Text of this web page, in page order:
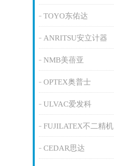
TOYO东佑达
ANRITSU安立计器
NMB美蓓亚
OPTEX奥普士
ULVAC爱发科
FUJILATEX不二精机
CEDAR思达